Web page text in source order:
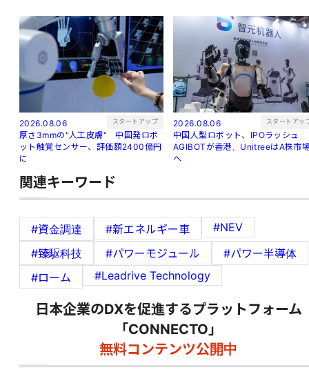
2026.08.06 スタートアップ
厚さ3mmの"人工皮膚" 中国発ロボ
ット触覚センサー、評価額2400億円
に
2026.08.06 スタートアッ
中国人型ロボット、IPOラッシュ
AGIBOTが香港、UnitreeはA株市
へ
関連キーワード
#資金調達 #新エネルギー車
#NEV
#臻駆科技
#パワーモジュール
#パワー半導体
#ローム
#Leadrive Technology
日本企業のDXを促進するプラットフォーム
「CONNECTO」
無料コンテンツ公開中